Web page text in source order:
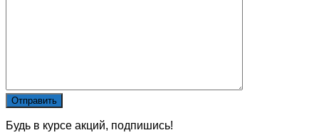
Будь в курсе акций, подпишись!